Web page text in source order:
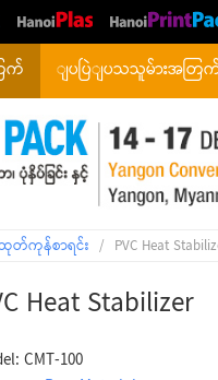
က် ျပပြဲျပသသူမ်ားအတြ
ထုတ်ကုန်စာရင်း / PVC Heat
Heat Stabilizer
CMT-100